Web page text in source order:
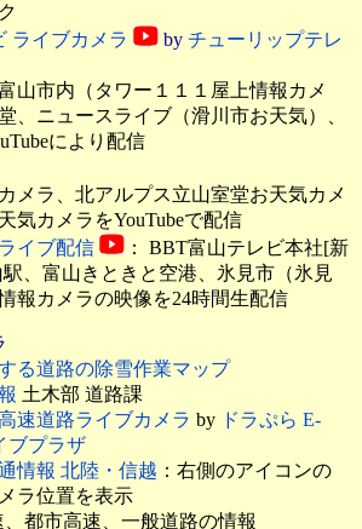
ライブカメラ
by チューリップテレ
山市内（タワー１１１屋上情報カメ
、ニュースライブ（滑川市お天気）、
により配信
メラ、北アルプス立山室堂お天気カメ
気カメラをYouTubeで配信
イブ配信
： BBT富山テレビ本社[新
、富山きときと空港、氷見市（氷見
報カメラの映像を24時間生配信
る道路の除雪作業マップ
土木部 道路課
速道路ライブカメラ by ドラぷら E-
ブプラザ
情報 北陸・信越 ：右側のアイコンの
ラ位置を表示
、都市高速、一般道路の情報